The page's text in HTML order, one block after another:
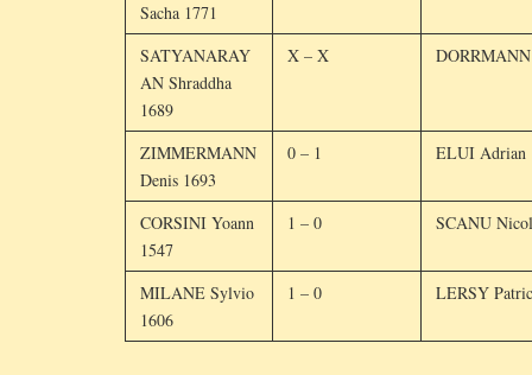
Sacha 1771
SATYANARAY
AN Shraddha
1689
X – X
ZIMMERMANN
Denis 1693
0 – 1 ELUI Adrian
CORSINI Yoann
1547
1 – 0 SCANU
MILANE Sylvio
1606
1 – 0 LERSY